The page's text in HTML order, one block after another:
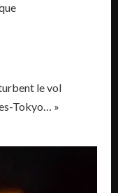
le vol
Tokyo… »